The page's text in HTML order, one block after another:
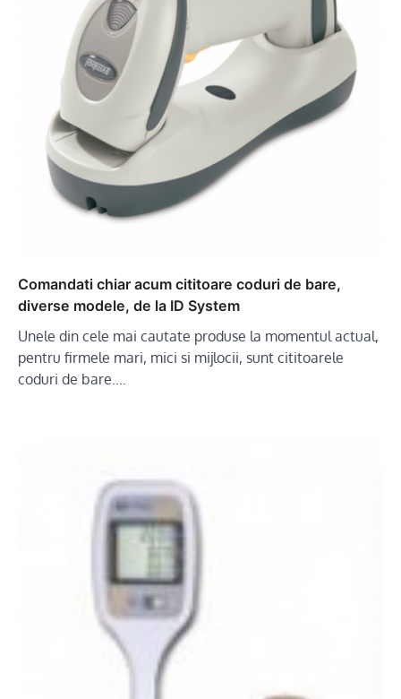
Comandati chiar acum cititoare coduri de bare,
diverse modele, de la ID System
Unele din cele mai cautate produse la momentul actual,
pentru firmele mari, mici si mijlocii, sunt cititoarele
coduri de bare.…